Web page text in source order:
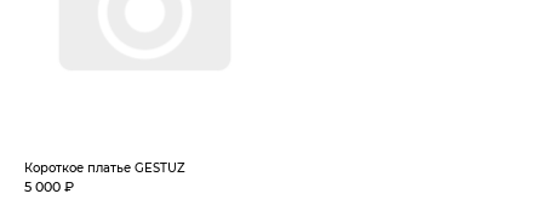
Короткое платье GESTUZ
5 000 ₽